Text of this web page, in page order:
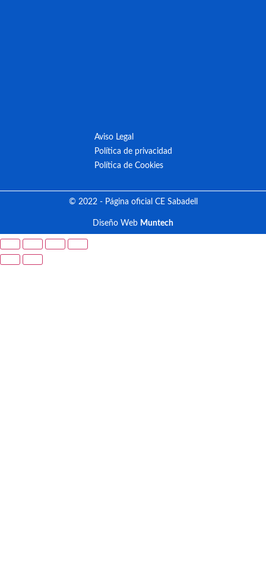
Aviso Legal
Política de privacidad
Política de Cookies
© 2022 - Página oficial CE Sabadell
Diseño Web Muntech